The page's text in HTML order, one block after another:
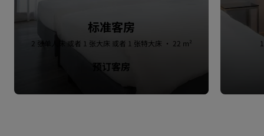
标准客房
2 张单人床 或者 1 张大床 或者 1 张特大床 · 22 m²
预订客房